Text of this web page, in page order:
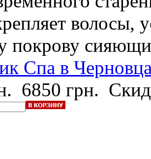
волосы,
покрову
Спа в
6850 грн.